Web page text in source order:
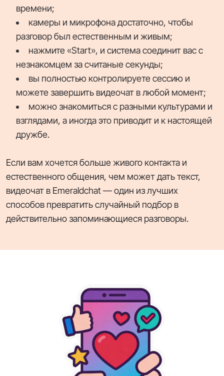
времени;
камеры и микрофона достаточно, чтобы
разговор был естественным и живым;
нажмите «Start», и система соединит вас с
незнакомцем за считаные секунды;
вы полностью контролируете сессию и
можете завершить видеочат в любой момент;
можно знакомиться с разными культурами и
взглядами, а иногда это приводит и к настоящей
дружбе.
Если вам хочется больше живого контакта и
естественного общения, чем может дать текст,
видеочат в Emeraldchat — один из лучших
способов превратить случайный подбор в
действительно запоминающиеся разговоры.